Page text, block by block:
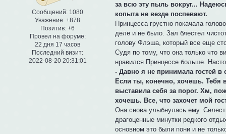
Сообщений: 1080
Уважение: +878
Позитив: +6
Провел на форуме:
22 дня 17 часов
Последний визит:
2022-08-20 20:31:01
за всю эту пыль вокруг...
копыта не везде поспевают.
Принцесса грустно покачала
деле и не было. Зал блестел
голову Флэша, который все еще
Судя по тому, что она только что
нравился Принцессе больше.
- Давно я не принимала гостей
Если ты, конечно, хочешь. Тебя
выставила себя за порог. Хм,
хочешь. Все, что захочет мой
Она снова улыбнулась ему.
драгоценные минутки редкого
основном это были пони и не